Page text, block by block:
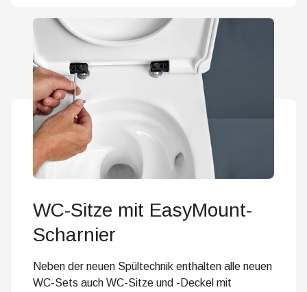
WC-Sitze mit EasyMount-
Scharnier
Neben der neuen Spültechnik enthalten alle neuen
WC-Sets auch WC-Sitze und -Deckel mit